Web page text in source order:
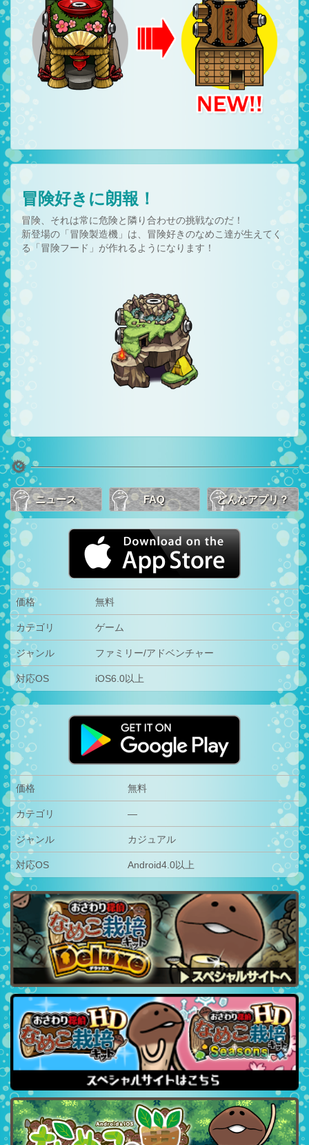
冒険好きに朗報！
冒険、それは常に危険と隣り合わせの挑戦なのだ！
新登場の「冒険製造機」は、冒険好きのなめこ達が生えてく
る「冒険フード」が作れるようになります！
ニュース FAQ どんなアプリ？
価格 無料
カテゴリ ゲーム
ジャンル ファミリー/アドベンチャー
対応OS iOS6.0以上
価格 無料
カテゴリ —
ジャンル カジュアル
対応OS Android4.0以上